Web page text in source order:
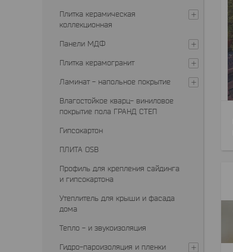
Плитка керамическая
коллекционная
Панели МДФ
Плитка керамогранит
Ламинат - напольное покрытие
Влагостойкое кварц- виниловое
покрытие пола ГРАНД СТЕП
Гипсокартон
ПЛИТА OSB
Профиль для крепления сайдинга
и гипсокартона
Утеплитель для крыши и фасада
дома
Тепло - и звукоизоляция
Гидро-пароизоляция и пленки